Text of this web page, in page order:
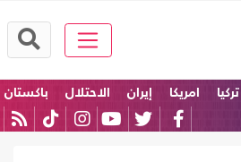
تركيا امريكا إيران الاحتلال باكستان